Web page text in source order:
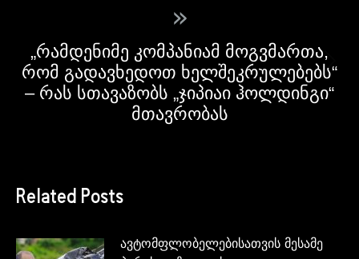
»
„რამდენიმე კომპანიამ მოგვმართა,
რომ გადავხედოთ ხელშეკრულებებს“
– რას სთავაზობს „ჯიპიაი ჰოლდინგი“
მთავრობას
Related Posts
ავტომფლობელებისათვის მესამე